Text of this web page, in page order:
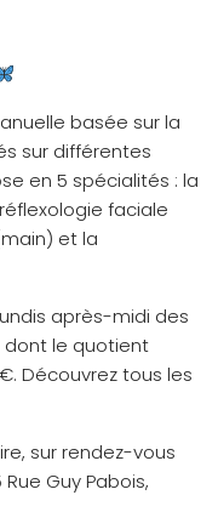
basée sur la
sur différentes
en 5 spécialités : la
faciale
et la
après-midi des
dont le quotient
Découvrez tous les
sur rendez-vous
Guy Pabois,